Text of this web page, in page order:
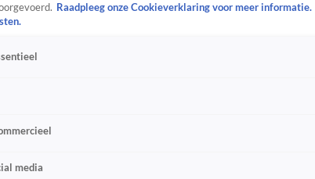
Raadpleeg onze Cookieverklaring voor meer informatie.
media